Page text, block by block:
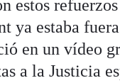
estos
ya estaba
en un vídeo
a la Justicia